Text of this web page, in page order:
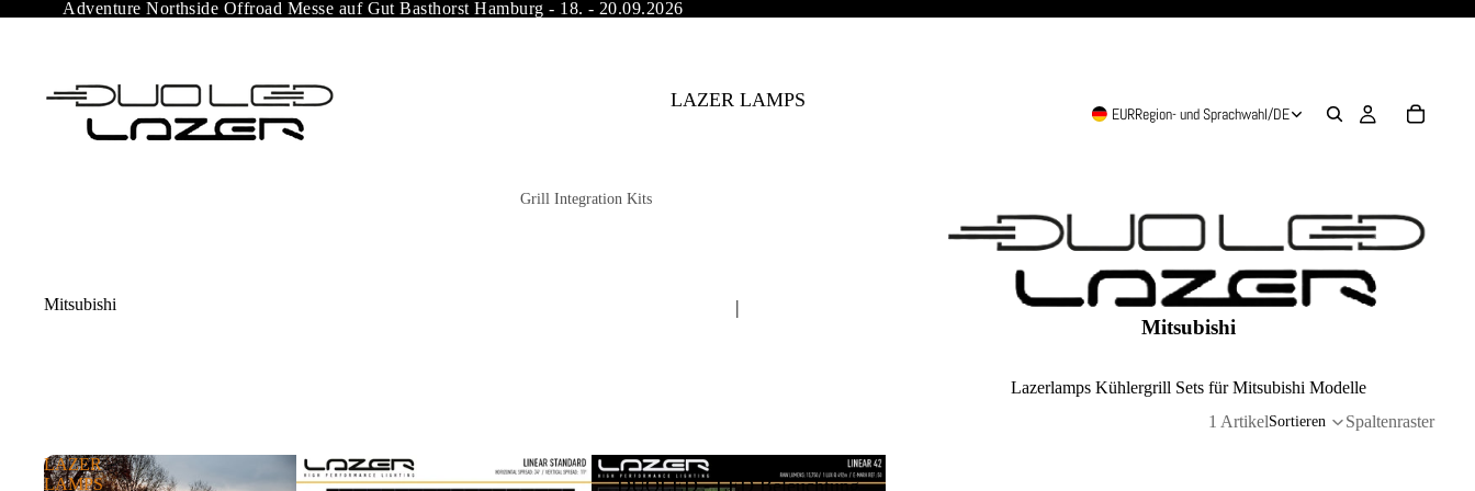
Adventure Northside Offroad Messe auf Gut Basthorst Hamburg - 18. - 20.09.2026
LAZER LAMPS
Grill Integration Kits
Toyota
Isuzu
|
DUOLED - LED Beleuchtung
EURRegion- und Sprachwahl/DE
Mitsubishi
Mitsubishi
Lazerlamps Kühlergrill Sets für Mitsubishi Modelle
1 ArtikelSortieren Spaltenraster
LAZER
LAMPS